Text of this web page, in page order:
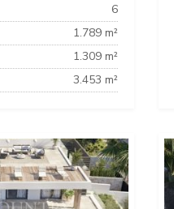
6
1.789 m²
1.309 m²
3.453 m²